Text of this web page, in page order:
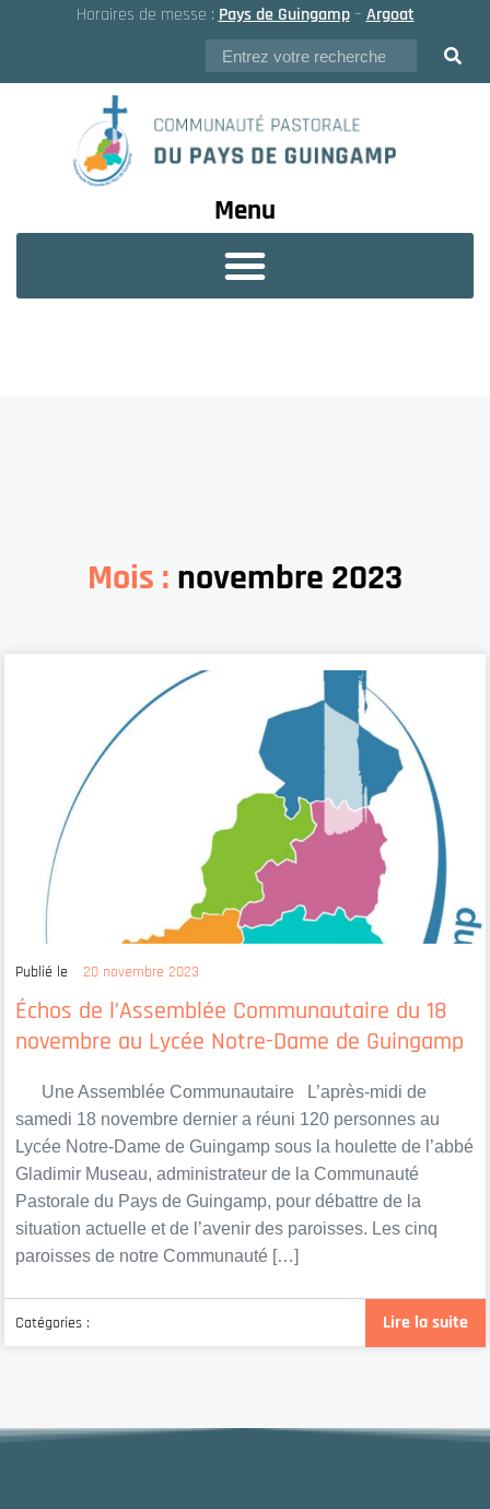
Horaires de messe : Pays de Guingamp– Argoat
Menu
Mois : novembre 2023
Échos de l’Assemblée Communautaire du 18
novembre au Lycée Notre-Dame de Guingamp
Publié le 20 novembre 2023
Une Assemblée Communautaire L’après-midi de
samedi 18 novembre dernier a réuni 120 personnes au
Lycée Notre-Dame de Guingamp sous la houlette de l’abbé
Gladimir Museau, administrateur de la Communauté
Pastorale du Pays de Guingamp, pour débattre de la
situation actuelle et de l’avenir des paroisses. Les cinq
paroisses de notre Communauté […]
Lire la suite
Catégories :